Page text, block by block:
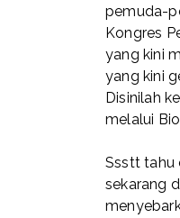
pemuda-
Kongres
yang kini
yang kini
Disinilah
melalui
Ssstt tahu
sekarang